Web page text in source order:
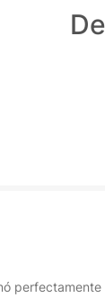
perfectamente